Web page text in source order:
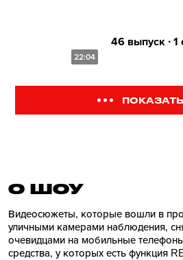
22:04
46 выпуск ∙ 1
О ШОУ
Видеосюжеты, которые вошли в
уличными камерами наблюдения,
очевидцами на мобильные
средства, у которых есть функция